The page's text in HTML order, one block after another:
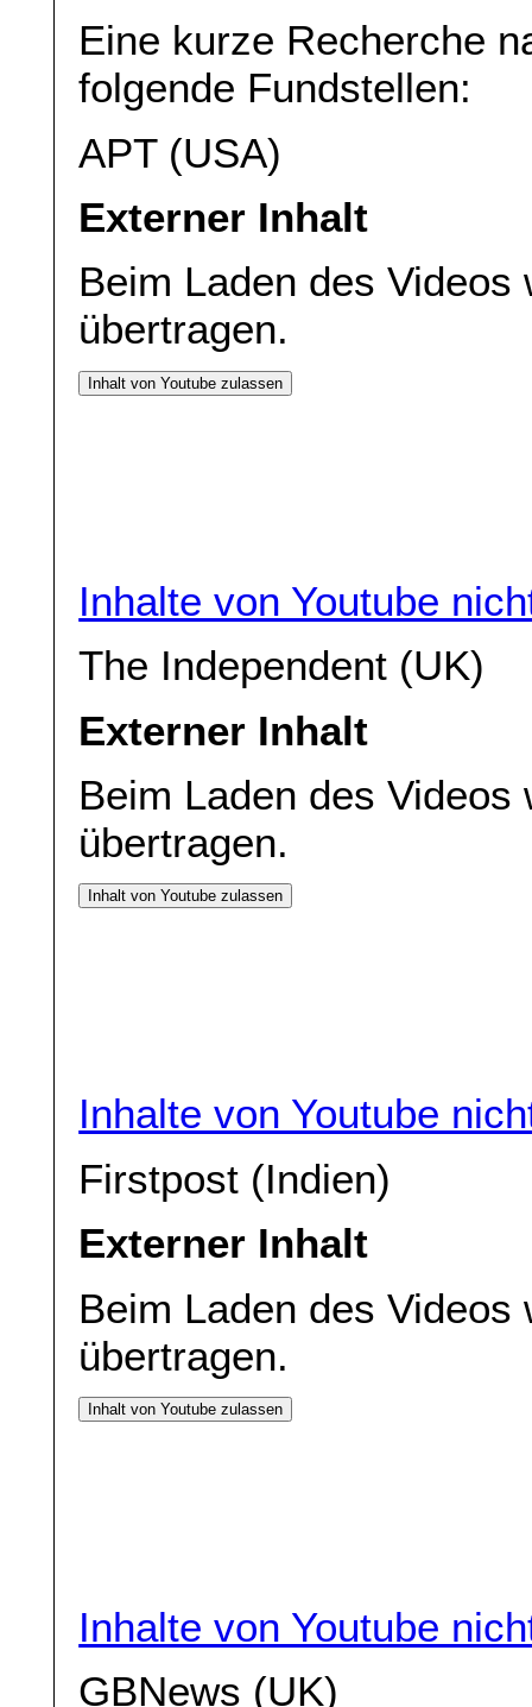
Eine kurze Recherche
folgende Fundstellen:
APT (USA)
Externer Inhalt
Beim Laden des Videos
übertragen.
Inhalt von Youtube zulassen
Inhalte von Youtube
The Independent (UK)
Externer Inhalt
Beim Laden des Videos
übertragen.
Inhalt von Youtube zulassen
Inhalte von Youtube
Firstpost (Indien)
Externer Inhalt
Beim Laden des Videos
übertragen.
Inhalt von Youtube zulassen
Inhalte von Youtube
GBNews (UK)